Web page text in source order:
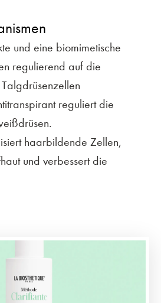
und eine biomimetische
regulierend auf die
reguliert die
haarbildende Zellen,
und verbessert die